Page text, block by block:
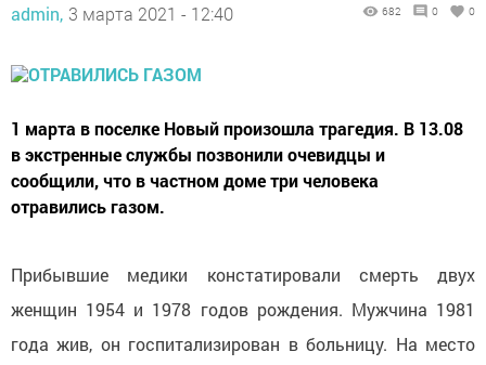
admin, 3 марта 2021 - 12:40 682 0 0
1 марта в поселке Новый произошла трагедия. В 13.08
в экстренные службы позвонили очевидцы и
сообщили, что в частном доме три человека
отравились газом.
Прибывшие медики констатировали смерть двух
женщин 1954 и 1978 годов рождения. Мужчина 1981
года жив, он госпитализирован в больницу. На место